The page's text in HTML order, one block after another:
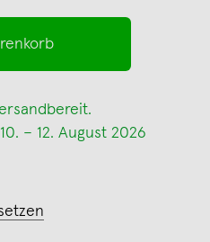
– 12. August 2026